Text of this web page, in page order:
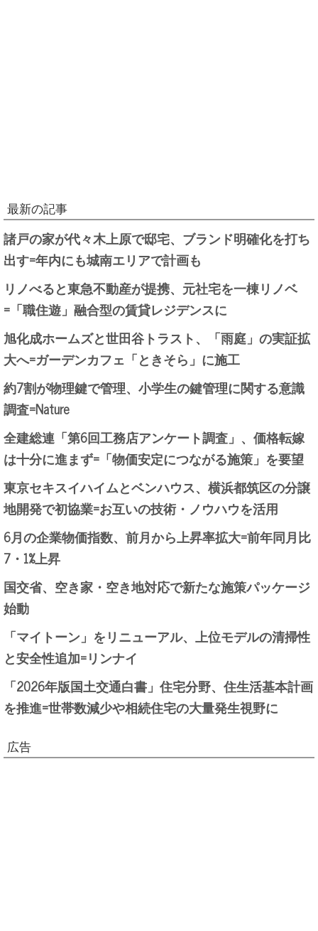
最新の記事
諸戸の家が代々木上原で邸宅、ブランド明確化を打ち
出す=年内にも城南エリアで計画も
リノべると東急不動産が提携、元社宅を一棟リノベ
=「職住遊」融合型の賃貸レジデンスに
旭化成ホームズと世田谷トラスト、「雨庭」の実証拡
大へ=ガーデンカフェ「ときそら」に施工
約7割が物理鍵で管理、小学生の鍵管理に関する意識
調査=Nature
全建総連「第6回工務店アンケート調査」、価格転嫁
は十分に進まず=「物価安定につながる施策」を要望
東京セキスイハイムとベンハウス、横浜都筑区の分譲
地開発で初協業=お互いの技術・ノウハウを活用
6月の企業物価指数、前月から上昇率拡大=前年同月比
7・1%上昇
国交省、空き家・空き地対応で新たな施策パッケージ
始動
「マイトーン」をリニューアル、上位モデルの清掃性
と安全性追加=リンナイ
「2026年版国土交通白書」住宅分野、住生活基本計画
を推進=世帯数減少や相続住宅の大量発生視野に
広告